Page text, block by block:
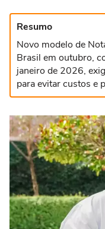
Resumo
Novo modelo de
Brasil em outubro,
janeiro de 2026,
para evitar custos e